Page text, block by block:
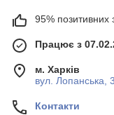
95% позитивних з
Працює з
м. Харків
вул. Лопанська,
Контакти